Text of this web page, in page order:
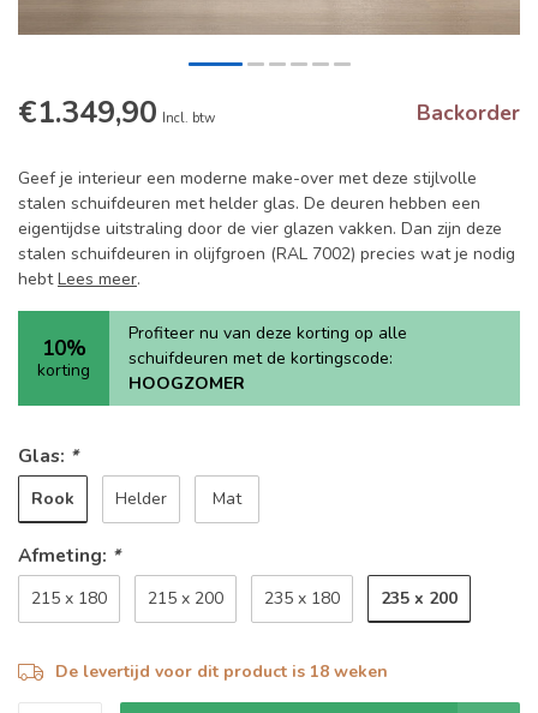
€1.349,90 Incl. btw Backorder
Geef je interieur een moderne make-over met deze stijlvolle
stalen schuifdeuren met helder glas. De deuren hebben een
eigentijdse uitstraling door de vier glazen vakken. Dan zijn deze
stalen schuifdeuren in olijfgroen (RAL 7002) precies wat je nodig
hebtLees meer.
10%
korting
Profiteer nu van deze korting op alle
schuifdeuren met de kortingscode:
HOOGZOMER
Glas: *
Rook Helder Mat
Afmeting: *
215 x 180 215 x 200 235 x 180 235 x 200
De levertijd voor dit product is 18 weken